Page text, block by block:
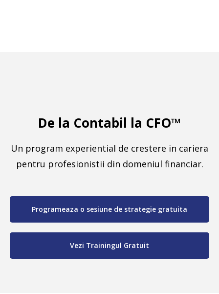
De la Contabil la CFO™
Un program experiential de crestere in cariera
pentru profesionistii din domeniul financiar.
Programeaza o sesiune de strategie gratuita
Vezi Trainingul Gratuit